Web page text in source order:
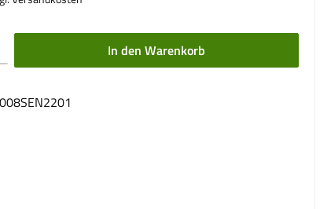
gewünschten Wert ein oder benutze die Schaltflächen um die
In den Warenkorb
008SEN2201